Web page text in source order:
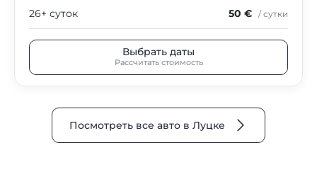
26+ суток 50 € / сутки
Выбрать даты
Рассчитать стоимость
Посмотреть все авто в Луцке